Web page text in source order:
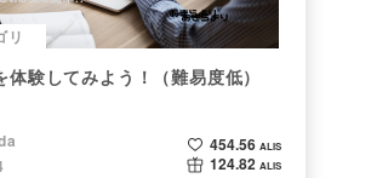
リ
体験してみよう！（難易度低）
454.56 ALIS
124.82 ALIS